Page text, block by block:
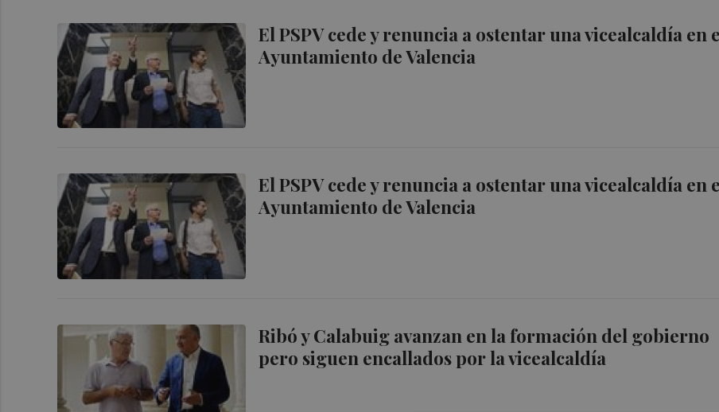
El PSPV cede y renuncia a ostentar una vicealcaldía en
Ayuntamiento de Valencia
El PSPV cede y renuncia a ostentar una vicealcaldía en
Ayuntamiento de Valencia
Ribó y Calabuig avanzan en la formación del gobierno
pero siguen encallados por la vicealcaldía